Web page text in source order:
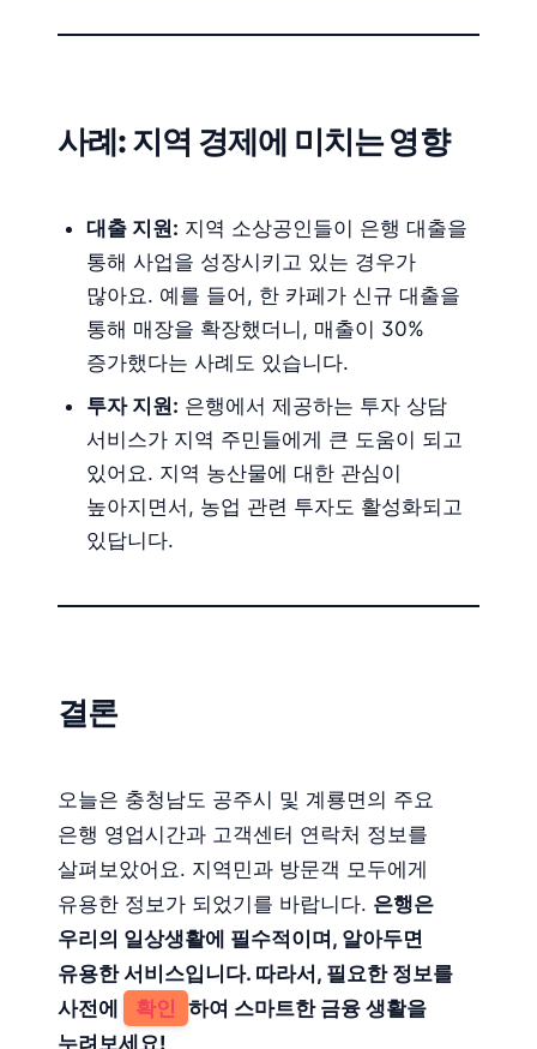
사례: 지역 경제에 미치는 영향
대출 지원: 지역 소상공인들이 은행 대출을
통해 사업을 성장시키고 있는 경우가
많아요. 예를 들어, 한 카페가 신규 대출을
통해 매장을 확장했더니, 매출이 30%
증가했다는 사례도 있습니다.
투자 지원: 은행에서 제공하는 투자 상담
서비스가 지역 주민들에게 큰 도움이 되고
있어요. 지역 농산물에 대한 관심이
높아지면서, 농업 관련 투자도 활성화되고
있답니다.
결론
오늘은 충청남도 공주시 및 계룡면의 주요
은행 영업시간과 고객센터 연락처 정보를
살펴보았어요. 지역민과 방문객 모두에게
유용한 정보가 되었기를 바랍니다. 은행은
우리의 일상생활에 필수적이며, 알아두면
유용한 서비스입니다. 따라서, 필요한 정보를
사전에
확인 하여 스마트한 금융 생활을
누려보세요!